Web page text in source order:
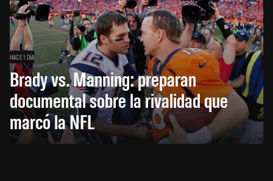
HACE 1 DÍA
Brady vs. Manning: preparan
documental sobre la rivalidad que
marcó la NFL